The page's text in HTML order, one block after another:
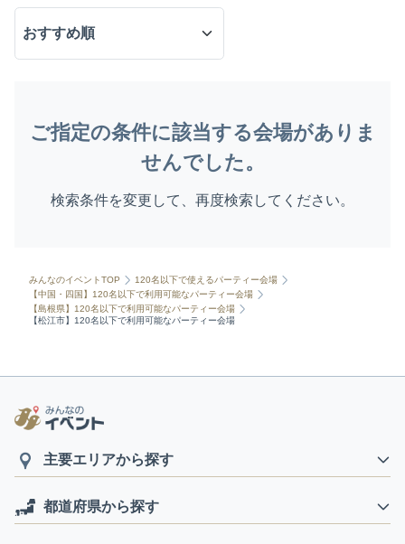
ご指定の条件に該当する会場がありま
せんでした。
検索条件を変更して、再度検索してください。
みんなのイベントTOP
120名以下で使えるパーティー会場
【中国・四国】120名以下で利用可能なパーティー会場
【島根県】120名以下で利用可能なパーティー会場
【松江市】120名以下で利用可能なパーティー会場
主要エリアから探す
都道府県から探す